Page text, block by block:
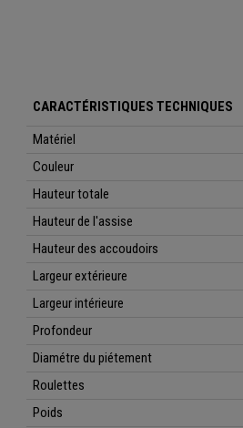
CARACTÉRISTIQUES TECHNIQUES
Matériel
Couleur
Hauteur totale
Hauteur de l'assise
Hauteur des accoudoirs
Largeur extérieure
Largeur intérieure
Profondeur
Diamétre du piétement
Roulettes
Poids